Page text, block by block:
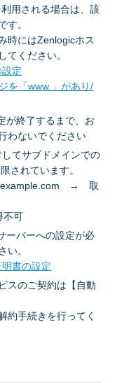
用される場合は、該
す。
時にはZenlogicホス
てください。
定
を「www.」があり/
が終了するまで、お
わないでください
てサブドメインでの
されています。
→ 取
可
ーバーへの設定が必
い。
書の設定
スのご契約は【自動
約手続きを行ってく